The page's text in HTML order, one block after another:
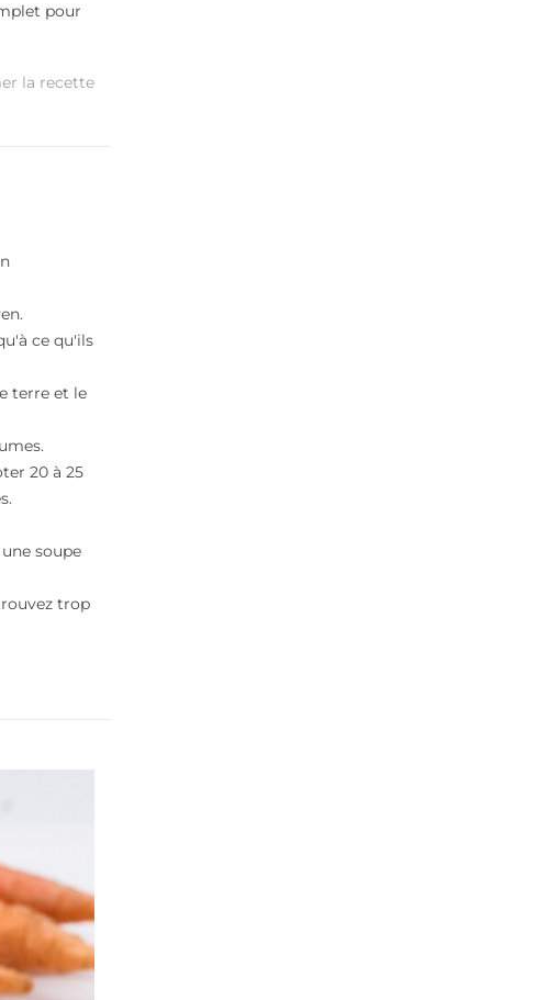
pour
la recette
ce qu'ils
terre et le
20 à 25
soupe
trop